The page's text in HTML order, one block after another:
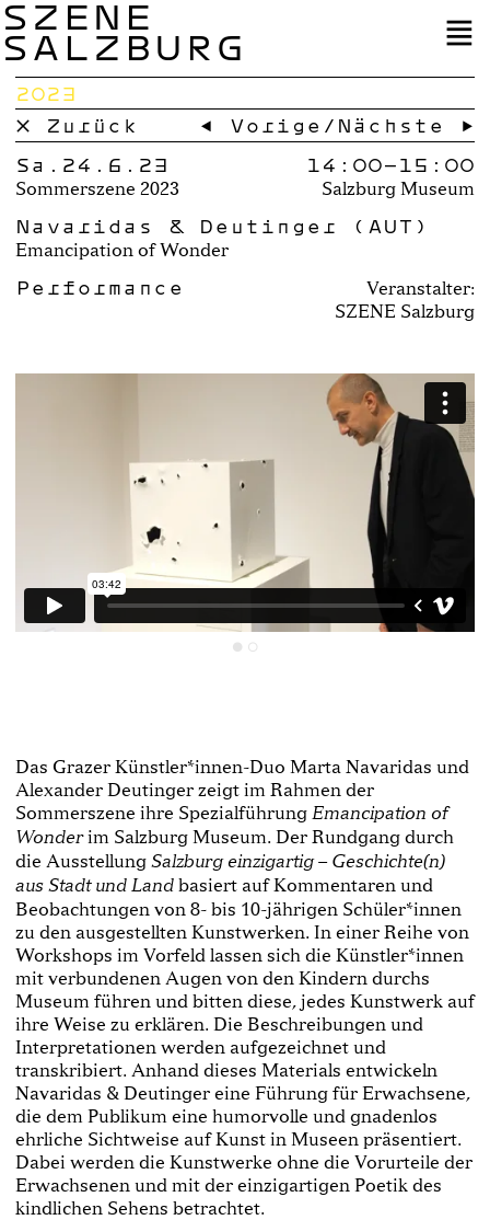
SZENE
SALZBURG
2023
× Zurück
← Vorige / Nächste →
Sa.24.6.23
Sommerszene 2023
14:00–15:00
Salzburg Museum
Navaridas & Deutinger (AUT)
Emancipation of Wonder
Performance
Veranstalter:
SZENE Salzburg
Das Grazer Künstler*innen­-Duo Marta Nava­ridas und
Alexander Deutinger zeigt im Rahmen der
Sommerszene ihre Spezialführung Emancipation of
Wonderim Salzburg Museum. Der Rundgang durch
die Ausstellung Salzburg einzigartig – Geschichte(n)
aus Stadt und Land basiert auf Kommentaren und
Beobachtungen von 8­- bis 10­-jähri­gen Schüler*innen
zu den ausgestellten Kunstwerken. In einer Reihe von
Workshops im Vorfeld lassen sich die Künstler*innen
mit verbundenen Augen von den Kindern durchs
Museum führen und bitten diese, jedes Kunstwerk auf
ihre Weise zu erklären. Die Beschrei­bungen und
Interpretationen werden aufgezeichnet und
transkribiert. Anhand dieses Materials entwickeln
Navaridas & Deutinger eine Führung für Erwachse­ne,
die dem Publikum eine humorvolle und gnadenlos
ehrliche Sichtweise auf Kunst in Museen präsentiert.
Dabei werden die Kunstwerke ohne die Vorurteile der
Erwachsenen und mit der einzigartigen Poetik des
kindlichen Sehens betrachtet.